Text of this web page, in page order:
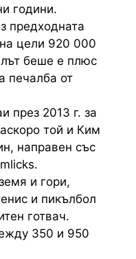
години.
предходната
на цели 920 000
беше е плюс
печалба от
през 2013 г. за
той и Ким
направен със
и гори,
и пикълбол
готвач.
350 и 950